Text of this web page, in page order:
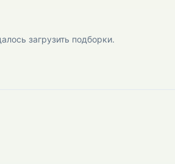
загрузить подборки.